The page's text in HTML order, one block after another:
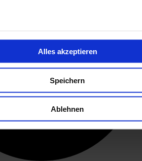
Alles akzeptieren
Speichern
Ablehnen